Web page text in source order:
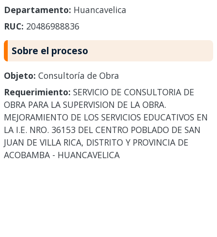
Departamento: Huancavelica
RUC: 20486988836
Sobre el proceso
Objeto: Consultoría de Obra
Requerimiento: SERVICIO DE CONSULTORIA DE
OBRA PARA LA SUPERVISION DE LA OBRA.
MEJORAMIENTO DE LOS SERVICIOS EDUCATIVOS EN
LA I.E. NRO. 36153 DEL CENTRO POBLADO DE SAN
JUAN DE VILLA RICA, DISTRITO Y PROVINCIA DE
ACOBAMBA - HUANCAVELICA